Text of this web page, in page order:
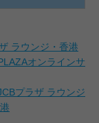
ラウンジ・香港
オンラインサ
プラザ ラウンジ